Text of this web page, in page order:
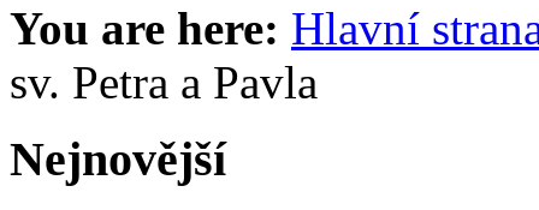
You are here: Hlavní
sv. Petra a Pavla
Nejnovější